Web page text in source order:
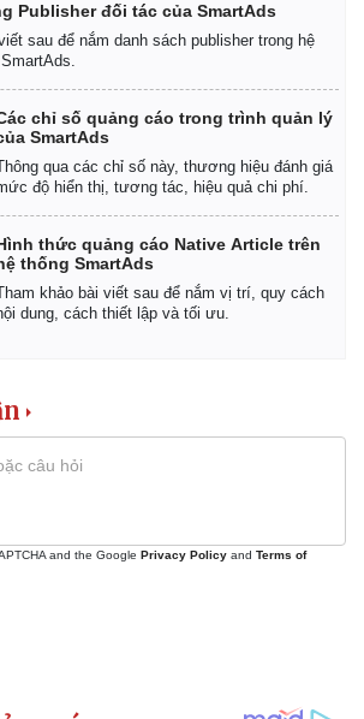
Quân sự - Quốc phòng
Vũ khí
Publisher đối tác của SmartAds
sau để nắm danh sách publisher trong hệ
chỉ số quảng cáo trong trình quản lý
SmartAds
qua các chỉ số này, thương hiệu đánh giá
độ hiển thị, tương tác, hiệu quả chi phí.
thức quảng cáo Native Article trên
thống SmartAds
khảo bài viết sau để nắm vị trí, quy cách
dung, cách thiết lập và tối ưu.
and the Google Privacy Policy and Terms of